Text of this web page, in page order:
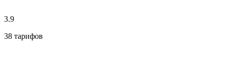
3.9
38 тарифов